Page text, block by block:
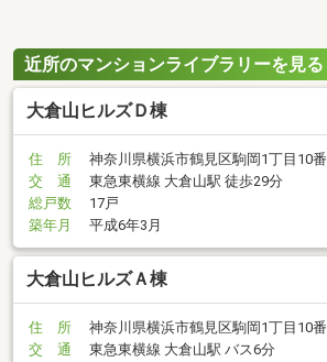
近所のマンションライブラリーを見る
大倉山ヒルズＤ棟
住 所
神奈川県横浜市鶴見区駒岡1丁目10番
交 通
東急東横線 大倉山駅 徒歩29分
総戸数
17戸
築年月
平成6年3月
大倉山ヒルズＡ棟
住 所
神奈川県横浜市鶴見区駒岡1丁目10番
交 通
東急東横線 大倉山駅 バス6分